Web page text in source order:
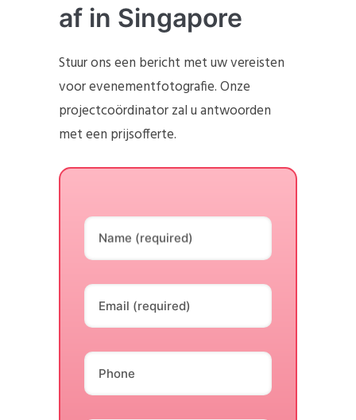
af in Singapore
Stuur ons een bericht met uw vereisten
voor evenementfotografie. Onze
projectcoördinator zal u antwoorden
met een prijsofferte.
Name (required)
Email (required)
Phone